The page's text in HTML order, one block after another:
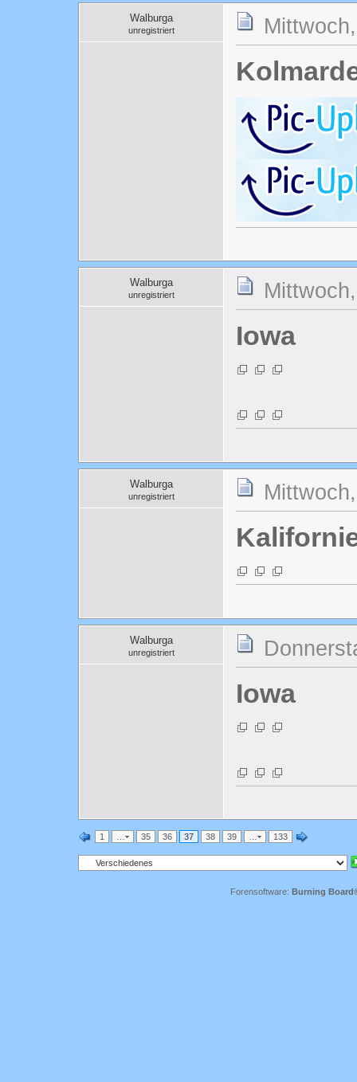
Walburga
unregistriert
Walburga
unregistriert
Iowa
Walburga
unregistriert
Walburga
unregistriert
Iowa
1 35 36 37 38 39 133
Forensoftware: Burning